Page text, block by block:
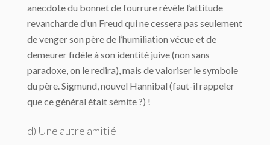
anecdote du bonnet de fourrure révèle l’attitude
revancharde d’un Freud qui ne cessera pas seulement
de venger son père de l’humiliation vécue et de
demeurer fidèle à son identité juive (non sans
paradoxe, on le redira), mais de valoriser le symbole
du père. Sigmund, nouvel Hannibal (faut-il rappeler
que ce général était sémite ?) !
d) Une autre amitié